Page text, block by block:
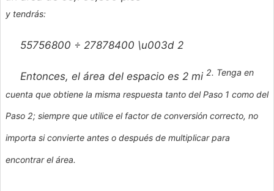
y tendrás:
55756800 ÷ 27878400 \u003d 2
Entonces, el área del espacio es 2 mi 2. Tenga en
cuenta que obtiene la misma respuesta tanto del Paso 1 como del
Paso 2; siempre que utilice el factor de conversión correcto, no
importa si convierte antes o después de multiplicar para
encontrar el área.